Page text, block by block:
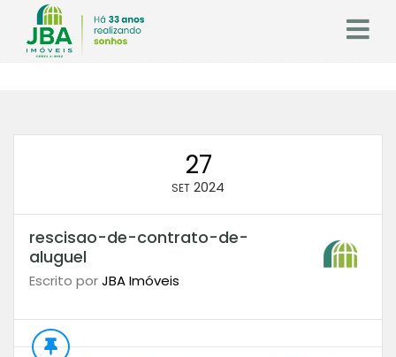
27
SET 2024
rescisao-de-contrato-de-
aluguel
Escrito porJBA Imóveis